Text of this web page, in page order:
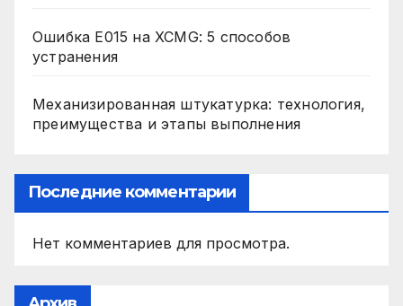
Ошибка E015 на XCMG: 5 способов
устранения
Механизированная штукатурка: технология,
преимущества и этапы выполнения
Последние комментарии
Нет комментариев для просмотра.